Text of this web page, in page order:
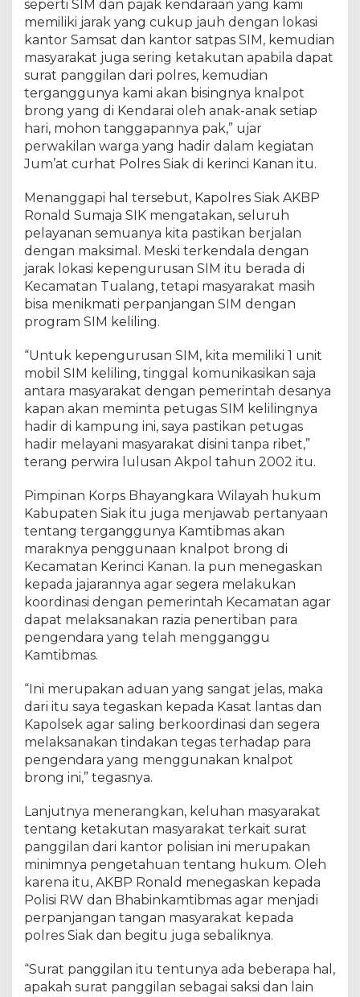
r
i
n
c
i
K
a
n
n
a
p
o
l
e
s
S
k
P
a
s
t
i
k
n
P
e
a
y
a
n
a
n
P
l
i
s
i
p
t
m
a
l
k
e
S
e
u
h
seperti SIM dan pajak kendaraan yang kami
memiliki jarak yang cukup jauh dengan lokasi
kantor Samsat dan kantor satpas SIM, kemudian
masyarakat juga sering ketakutan apabila dapat
surat panggilan dari polres, kemudian
terganggunya kami akan bisingnya knalpot
brong yang di Kendarai oleh anak-anak setiap
hari, mohon tanggapannya pak,” ujar
perwakilan warga yang hadir dalam kegiatan
Jum’at curhat Polres Siak di kerinci Kanan itu.
Menanggapi hal tersebut, Kapolres Siak AKBP
Ronald Sumaja SIK mengatakan, seluruh
pelayanan semuanya kita pastikan berjalan
dengan maksimal. Meski terkendala dengan
jarak lokasi kepengurusan SIM itu berada di
Kecamatan Tualang, tetapi masyarakat masih
bisa menikmati perpanjangan SIM dengan
program SIM keliling.
“Untuk kepengurusan SIM, kita memiliki 1 unit
mobil SIM keliling, tinggal komunikasikan saja
antara masyarakat dengan pemerintah desanya
kapan akan meminta petugas SIM kelilingnya
hadir di kampung ini, saya pastikan petugas
hadir melayani masyarakat disini tanpa ribet,”
terang perwira lulusan Akpol tahun 2002 itu.
Pimpinan Korps Bhayangkara Wilayah hukum
Kabupaten Siak itu juga menjawab pertanyaan
tentang terganggunya Kamtibmas akan
maraknya penggunaan knalpot brong di
Kecamatan Kerinci Kanan. Ia pun menegaskan
kepada jajarannya agar segera melakukan
koordinasi dengan pemerintah Kecamatan agar
dapat melaksanakan razia penertiban para
pengendara yang telah mengganggu
Kamtibmas.
“Ini merupakan aduan yang sangat jelas, maka
dari itu saya tegaskan kepada Kasat lantas dan
Kapolsek agar saling berkoordinasi dan segera
melaksanakan tindakan tegas terhadap para
pengendara yang menggunakan knalpot
brong ini,” tegasnya.
Lanjutnya menerangkan, keluhan masyarakat
tentang ketakutan masyarakat terkait surat
panggilan dari kantor polisian ini merupakan
minimnya pengetahuan tentang hukum. Oleh
karena itu, AKBP Ronald menegaskan kepada
Polisi RW dan Bhabinkamtibmas agar menjadi
perpanjangan tangan masyarakat kepada
polres Siak dan begitu juga sebaliknya.
“Surat panggilan itu tentunya ada beberapa hal,
apakah surat panggilan sebagai saksi dan lain